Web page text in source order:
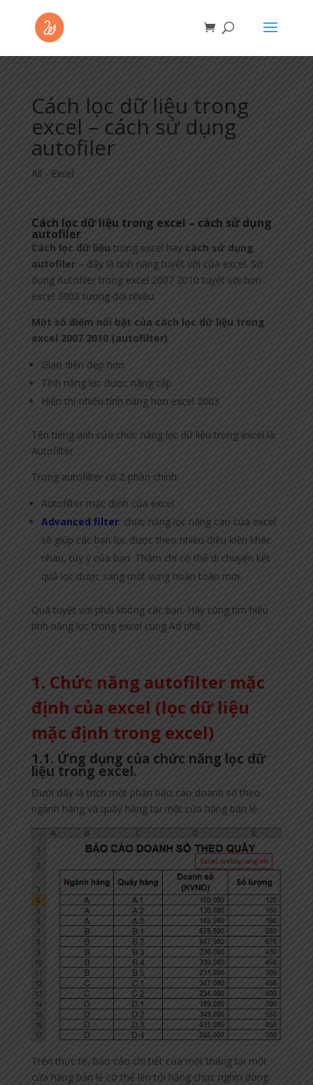
Cách lọc dữ liệu trong
excel – cách sử dụng
autofiler
All - Excel
Cách lọc dữ liệu trong excel – cách sử dụng
autofiler
Cách lọc dữ liệu trong excel hay cách sử dụng
autofiler– đây là tính năng tuyệt vời của excel. Sử
dụng Autofiler trong excel 2007 2010 tuyệt vời hơn
excel 2003 tương đối nhiều.
Một số điểm nổi bật của cách lọc dữ liệu trong
excel 2007 2010 (autofilter)
Giao diện đẹp hơn
Tính năng lọc được nâng cấp
Hiển thị nhiều tính năng hơn excel 2003
Tên tiếng anh của chức năng lọc dữ liệu trong excel là:
Autofilter
Trong autofilter có 2 phần chính:
Autofilter mặc định của excel
Advanced filter: chức năng lọc nâng cao của excel
sẽ giúp các bạn lọc được theo nhiều điều kiện khác
nhau, tùy ý của bạn. Thậm chí có thể di chuyển kết
quả lọc được sang một vùng hoàn toàn mới.
Quá tuyệt vời phải không các bạn. Hãy cùng tìm hiểu
tính năng lọc trong excel cùng Ad nhé.
1. Chức năng autofilter mặc
định của excel (lọc dữ liệu
mặc định trong excel)
1.1. Ứng dụng của chức năng lọc dữ
liệu trong excel.
Dưới đây là trích một phần báo cáo doanh số theo
ngành hàng và quầy hàng tại một cửa hàng bán lẻ.
Trên thực tế, báo cáo chi tiết của một tháng tại một
cửa hàng bán lẻ có thể lên tới hàng chục nghìn dòng.